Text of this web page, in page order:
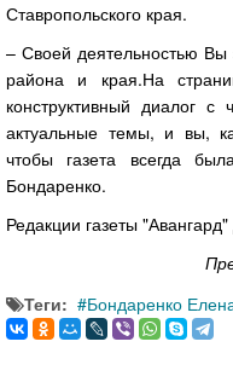
Ставропольского края.
– Своей деятельностью
района и края.На
конструктивный диалог с
актуальные темы, и вы,
чтобы газета всегда
Бондаренко.
Редакции газеты
Теги:
Бондаренко